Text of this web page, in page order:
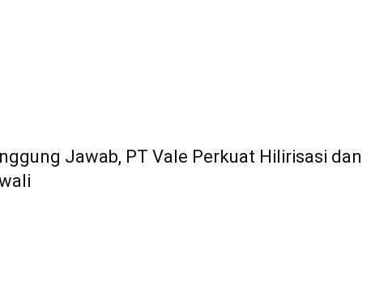
Jawab, PT Vale Perkuat Hilirisasi dan